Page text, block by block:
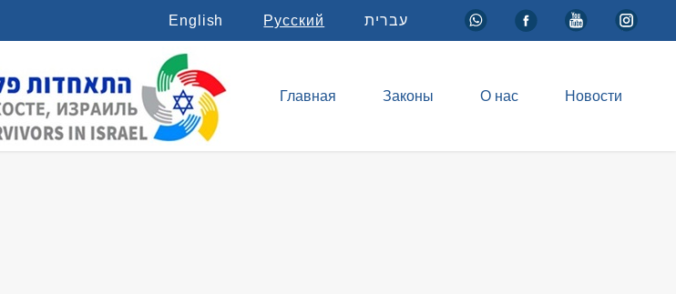
English Русский עברית
Главная Законы О нас Новости